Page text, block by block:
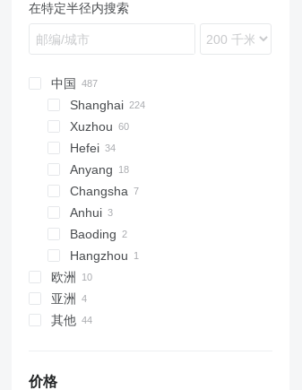
QY40KC
QY50
QY55
QY65
QY70
QY75
QY80
QY80KC
QY85
QY100
QY110
QY130
QY160
QY180
在特定半径内搜索
中国
Shanghai
Xuzhou
Hefei
Anyang
Changsha
Anhui
Baoding
Hangzhou
欧洲
亚洲
其他
价格